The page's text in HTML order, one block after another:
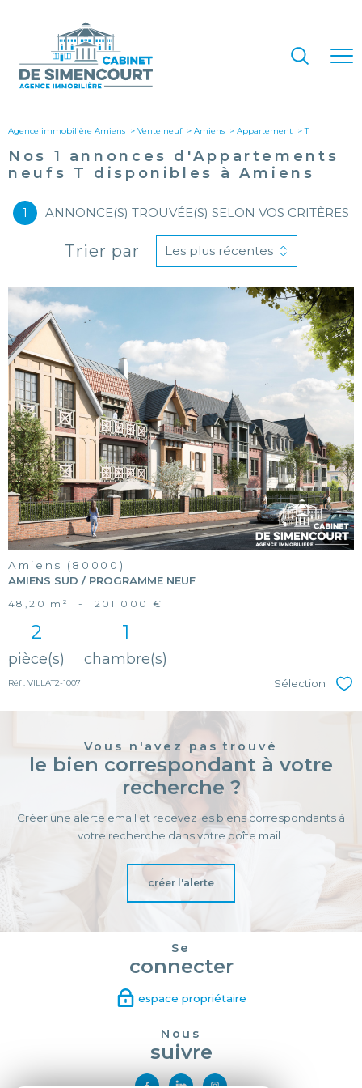
Agence immobilière Amiens Vente neuf Amiens Appartement t
Nos 1
annonces d'Appartements
neufs T disponibles à Amiens
1 ANNONCE(S) TROUVÉE(S) SELON VOS CRITÈRES
Trier par Les plus récentes
voir le
bien
Amiens (80000)
AMIENS SUD / PROGRAMME NEUF
48,20 m² - 201 000 €
2
pièce(s)
1
chambre(s)
Réf : VILLAT2-1007 Sélection
Vous n'avez pas trouvé
le bien correspondant à votre
recherche ?
Créer une alerte email et recevez les biens correspondants à
votre recherche dans votre boîte mail !
créer l'alerte
Se
connecter
espace propriétaire
Nous
suivre